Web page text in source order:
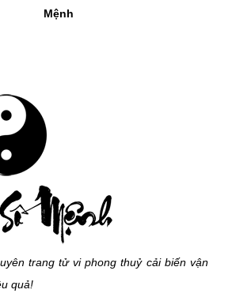
Mệnh
trang tử vi phong thuỷ cải biến vận
quả!